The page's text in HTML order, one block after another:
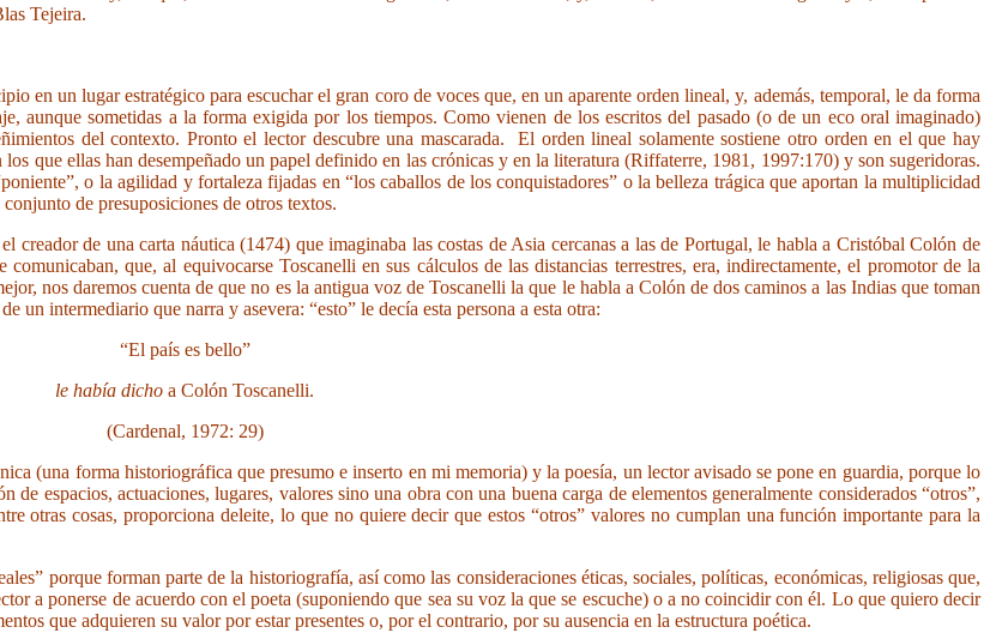
Tejeira.
en un lugar estratégico para escuchar el gran coro de voces que, en un aparente orden lineal, y, además, temporal, le da forma
aunque sometidas a la forma exigida por los tiempos. Como vienen de los escritos del pasado (o de un eco oral imaginado)
del contexto. Pronto el lector descubre una mascarada. El orden lineal solamente sostiene otro orden en el que hay
que ellas han desempeñado un papel definido en las crónicas y en la literatura (Riffaterre, 1981, 1997:170) y son sugeridoras.
o la agilidad y fortaleza fijadas en “los caballos de los conquistadores” o la belleza trágica que aportan la multiplicidad
de presuposiciones de otros textos.
de una carta náutica (1474) que imaginaba las costas de Asia cercanas a las de Portugal, le habla a Cristóbal Colón de
que, al equivocarse Toscanelli en sus cálculos de las distancias terrestres, era, indirectamente, el promotor de la
nos daremos cuenta de que no es la antigua voz de Toscanelli la que le habla a Colón de dos caminos a las Indias que toman
un intermediario que narra y asevera: “esto” le decía esta persona a esta otra:
“El país es bello”
le había dicho a Colón Toscanelli.
(Cardenal, 1972: 29)
forma historiográfica que presumo e inserto en mi memoria) y la poesía, un lector avisado se pone en guardia, porque lo
espacios, actuaciones, lugares, valores sino una obra con una buena carga de elementos generalmente considerados “otros”,
otras cosas, proporciona deleite, lo que no quiere decir que estos “otros” valores no cumplan una función importante para la
porque forman parte de la historiografía, así como las consideraciones éticas, sociales, políticas, económicas, religiosas que,
a ponerse de acuerdo con el poeta (suponiendo que sea su voz la que se escuche) o a no coincidir con él. Lo que quiero decir
que adquieren su valor por estar presentes o, por el contrario, por su ausencia en la estructura poética.